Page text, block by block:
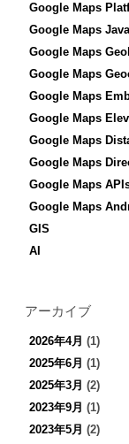
Google Maps
Google Maps
Google Maps
Google Maps
Google Maps
Google Maps
Google Maps
Google Maps
Google Maps
Google Maps
GIS
AI
アーカイブ
2026年4月 (1)
2025年6月 (1)
2025年3月 (2)
2023年9月 (1)
2023年5月 (2)